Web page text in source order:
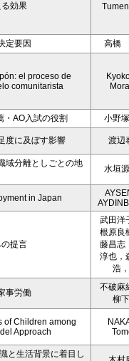
効果
定要因 高橋
el proceso de
comunitarista
・AO入試の役割 小野
度に及ぼす影響 渡辺
域分離としごとの地
水垣
in Japan
提言
武田洋
根原良
藤昌志
淳也，
浩
事労働
不破麻
柳
of Children among
Approach
と生活背景に着目し